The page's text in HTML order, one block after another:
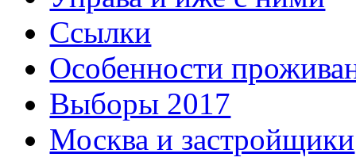
Ссылки
Особенности
Выборы 2017
Москва и застройщики